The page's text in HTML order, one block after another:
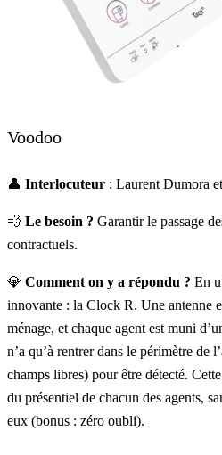
Voodoo
👤 Interlocuteur : Laurent Dumora
💨 Le besoin ? Garantir le passage
contractuels.
💎 Comment on y a répondu ? En
innovante : la Clock R. Une antenne
ménage, et chaque agent est muni
n’a qu’à rentrer dans le périmètre de
champs libres) pour être détecté.
du présentiel de chacun des agents,
eux (bonus : zéro oubli).